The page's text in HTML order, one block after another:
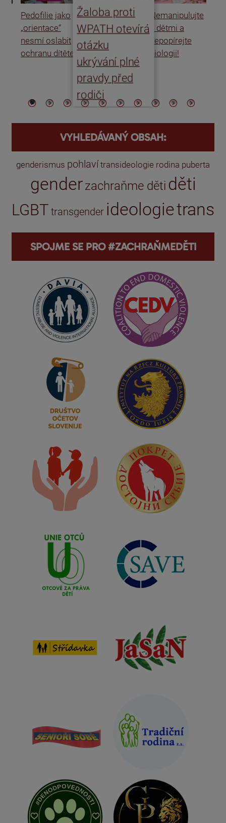
Pedofilie jako
„orientace“
nesmí oslabit
ochranu dítěte
Žaloba proti
WPATH otevírá
otázku
ukrývání plné
pravdy před
rodiči
Nemanipulujte
s dětmi a
nepopírejte
biologii!
VYHLEDÁVANÝ OBSAH:
genderismus pohlaví transideologie rodina puberta
genderzachraňme děti děti
LGBT transgender ideologietrans
SPOJME SE PRO #ZACHRAŇMEDĚTI